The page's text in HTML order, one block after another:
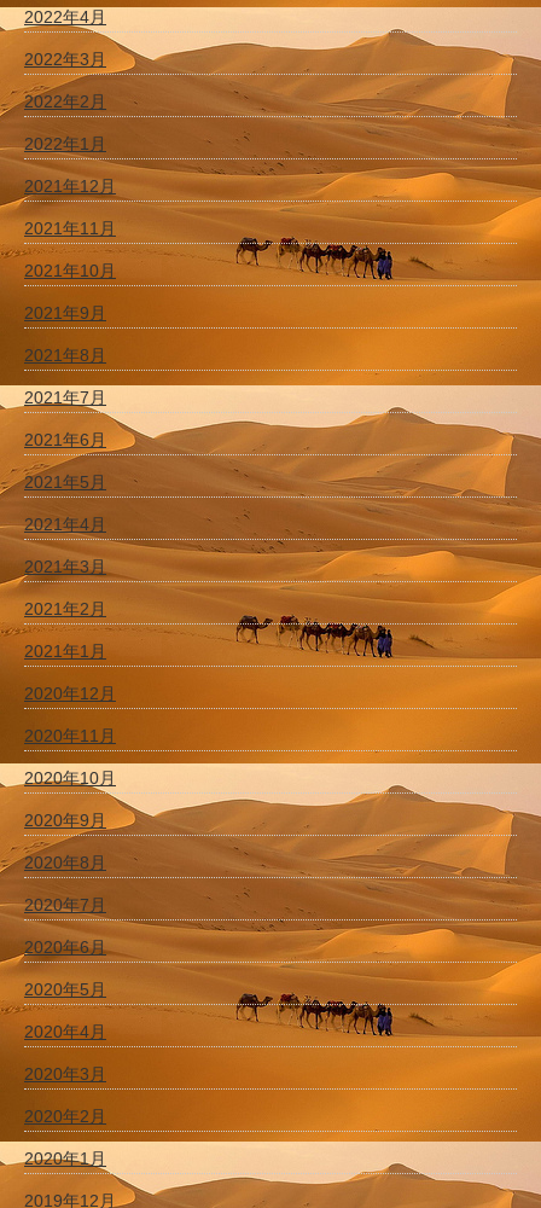
2022年4月
2022年3月
2022年2月
2022年1月
2021年12月
2021年11月
2021年10月
2021年9月
2021年8月
2021年7月
2021年6月
2021年5月
2021年4月
2021年3月
2021年2月
2021年1月
2020年12月
2020年11月
2020年10月
2020年9月
2020年8月
2020年7月
2020年6月
2020年5月
2020年4月
2020年3月
2020年2月
2020年1月
2019年12月